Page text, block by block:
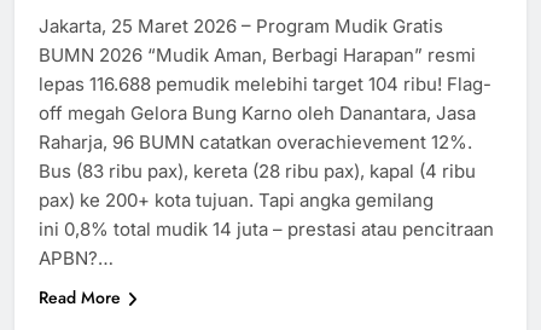
Jakarta, 25 Maret 2026 – Program Mudik Gratis
BUMN 2026 “Mudik Aman, Berbagi Harapan” resmi
lepas 116.688 pemudik melebihi target 104 ribu! Flag-
off megah Gelora Bung Karno oleh Danantara, Jasa
Raharja, 96 BUMN catatkan overachievement 12%.
Bus (83 ribu pax), kereta (28 ribu pax), kapal (4 ribu
pax) ke 200+ kota tujuan. Tapi angka gemilang
ini 0,8% total mudik 14 juta – prestasi atau pencitraan
APBN?…
Read More